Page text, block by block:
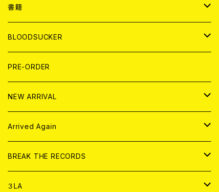
７EP
LP
WORLD
7EP
LP
JAPAN
T-shirt
HOOD
WORLD
T-shirt
HOOD
書籍
MAGAZINE
BOLLOCKS
EL ZINE
写真集 (PHOTOBOOK)
BLOODSUCKER
CD
アナログ
アパレル
書籍
DIGITAL CONTENTS
PRE-ORDER
NEW ARRIVAL
CD
アナログ
Arrived Again
CD
アナログ
BREAK THE RECORDS
CD
３LA